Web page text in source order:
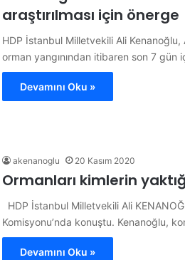
araştırılması için önerge
HDP İstanbul Milletvekili Ali
orman yangınından itibaren son 7 gün
Devamını Oku »
akenanoglu 20 Kasım 2020
Ormanları kimlerin
HDP İstanbul Milletvekili Ali
Komisyonu’nda konuştu. Kenanoğlu,
Devamını Oku »